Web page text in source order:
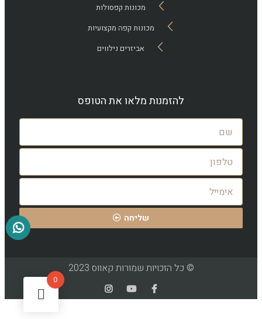
מכונות קפסולות
מכונות קפה מקצועיות
אביזרים נילווים
להזמנות מלאו את הטופס
שליחה
© כל הזכויות שמורות קאווס 2023
0